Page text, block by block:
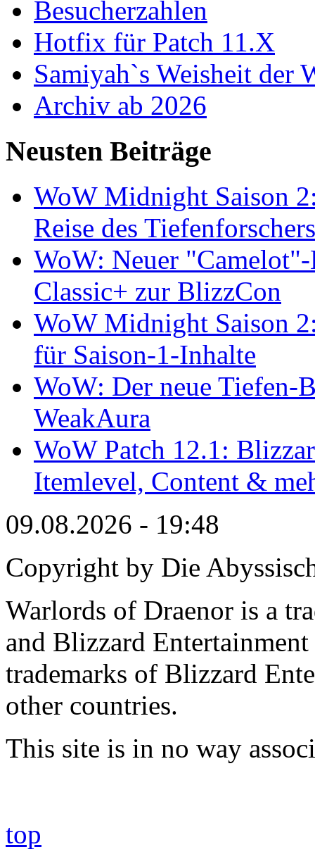
Besucherzahlen
Hotfix für Patch 11.X
Samiyah`s Weisheit der
Archiv ab 2026
Neusten Beiträge
WoW Midnight Saison
Reise des Tiefenforschers
WoW: Neuer
Classic+ zur BlizzCon
WoW Midnight Saison
für Saison-1-Inhalte
WoW: Der neue Tiefen-
WeakAura
WoW Patch 12.1:
Itemlevel, Content &
09.08.2026 - 19:48
Copyright by Die
Warlords of Draenor is a
and Blizzard
trademarks of Blizzard
other countries.
This site is in no way
top